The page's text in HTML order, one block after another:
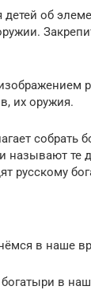
об
их оружия.
собрать
называют те
русскому
в наше
в